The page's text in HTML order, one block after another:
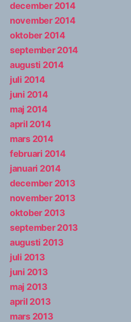
december 2014
november 2014
oktober 2014
september 2014
augusti 2014
juli 2014
juni 2014
maj 2014
april 2014
mars 2014
februari 2014
januari 2014
december 2013
november 2013
oktober 2013
september 2013
augusti 2013
juli 2013
juni 2013
maj 2013
april 2013
mars 2013